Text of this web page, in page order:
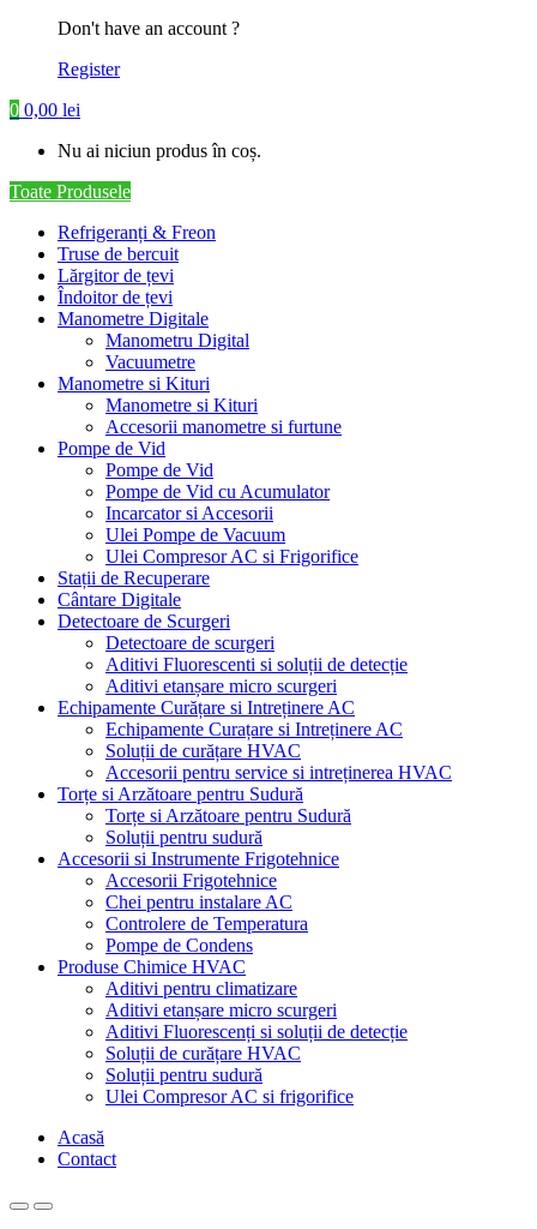
Don't have an account ?
Register
0 0,00 lei
Nu ai niciun produs în coș.
Toate Produsele
Refrigeranți & Freon
Truse de bercuit
Lărgitor de țevi
Îndoitor de țevi
Manometre Digitale
Manometru Digital
Vacuumetre
Manometre si Kituri
Manometre si Kituri
Accesorii manometre si furtune
Pompe de Vid
Pompe de Vid
Pompe de Vid cu Acumulator
Incarcator si Accesorii
Ulei Pompe de Vacuum
Ulei Compresor AC si Frigorifice
Stații de Recuperare
Cântare Digitale
Detectoare de Scurgeri
Detectoare de scurgeri
Aditivi Fluorescenti si soluții de detecție
Aditivi etanșare micro scurgeri
Echipamente Curățare si Intreținere AC
Echipamente Curațare si Intreținere AC
Soluții de curățare HVAC
Accesorii pentru service si intreținerea HVAC
Torțe si Arzătoare pentru Sudură
Torțe si Arzătoare pentru Sudură
Soluții pentru sudură
Accesorii si Instrumente Frigotehnice
Accesorii Frigotehnice
Chei pentru instalare AC
Controlere de Temperatura
Pompe de Condens
Produse Chimice HVAC
Aditivi pentru climatizare
Aditivi etanșare micro scurgeri
Aditivi Fluorescenți si soluții de detecție
Soluții de curățare HVAC
Soluții pentru sudură
Ulei Compresor AC si frigorifice
Acasă
Contact